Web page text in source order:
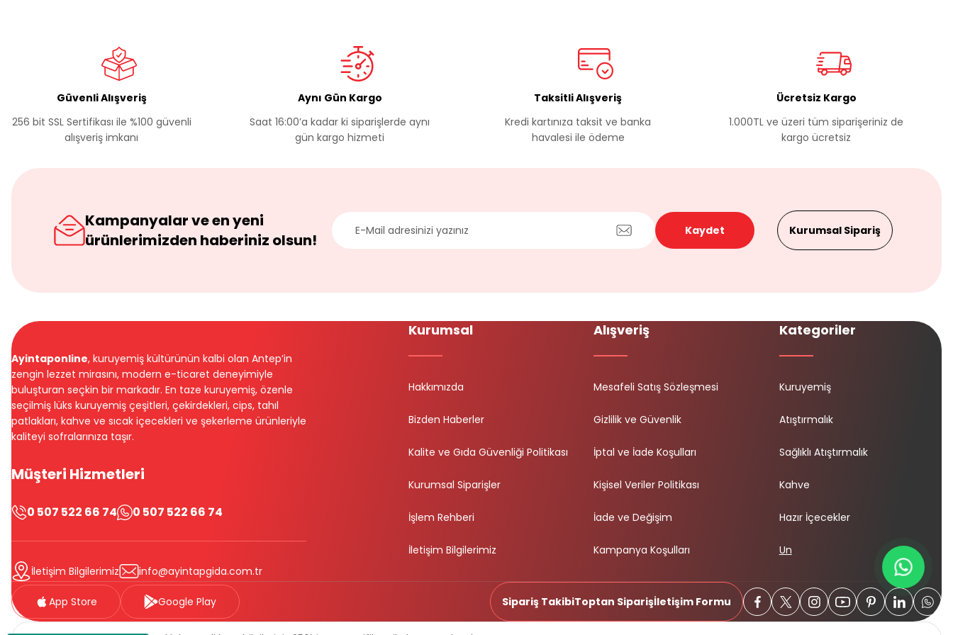
Güvenli Alışveriş
256 bit SSL Sertifikası ile %100 güvenli
alışveriş imkanı
Aynı Gün Kargo
Saat 16:00’a kadar ki siparişlerde aynı
gün kargo hizmeti
Taksitli Alışveriş
Kredi kartınıza taksit ve banka
havalesi ile ödeme
Ücretsiz Kargo
1.000TL ve üzeri tüm siparişeriniz de
kargo ücretsiz
Kampanyalar ve en yeni
ürünlerimizden haberiniz olsun!
Kaydet Kurumsal Sipariş
Ayintaponline, kuruyemiş kültürünün kalbi olan Antep’in
zengin lezzet mirasını, modern e-ticaret deneyimiyle
buluşturan seçkin bir markadır. En taze kuruyemiş, özenle
seçilmiş lüks kuruyemiş çeşitleri, çekirdekleri, cips, tahıl
patlakları, kahve ve sıcak içecekleri ve şekerleme ürünleriyle
kaliteyi sofralarınıza taşır.
Müşteri Hizmetleri
0 507 522 66 74 0 507 522 66 74
İletişim Bilgilerimiz info@ayintapgida.com.tr
Kurumsal
Hakkımızda
Bizden Haberler
Kalite ve Gıda Güvenliği Politikası
Kurumsal Siparişler
İşlem Rehberi
İletişim Bilgilerimiz
Alışveriş
Mesafeli Satış Sözleşmesi
Gizlilik ve Güvenlik
İptal ve İade Koşulları
Kişisel Veriler Politikası
İade ve Değişim
Kampanya Koşulları
Kategoriler
Kuruyemiş
Atıştırmalık
Sağlıklı Atıştırmalık
Kahve
Hazır İçecekler
Un
App Store Google Play Sipariş TakibiToptan Siparişİletişim Formu